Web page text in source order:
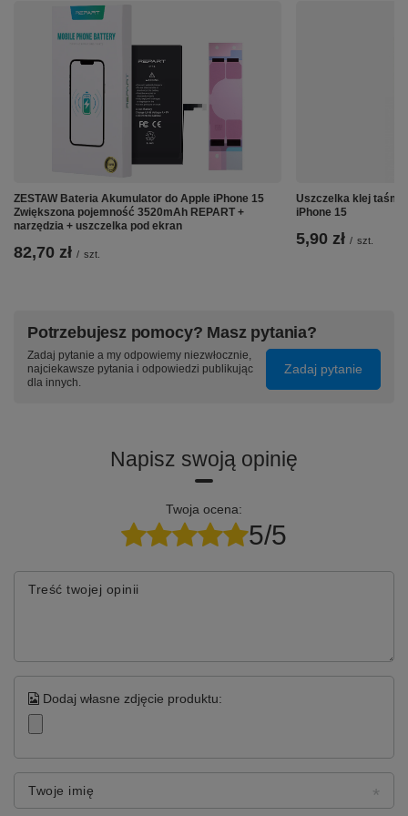
↘️ Ochrona w stylu premium – bez
kompromisów
Etui gwarantuje kompleksową ochronę 360°,
zabezpieczając konsolę przed upadkami,
zarysowaniami i codziennymi uszkodzeniami
mechanicznymi.
ZESTAW Bateria Akumulator do Apple iPhone 15
Zwiększona pojemność 3520mAh REPART +
narzędzia + uszczelka pod ekran
82,70 zł / szt.
Uszczelka klej
iPhone 15
5,90 zł / szt.
Potrzebujesz pomocy? Masz pytania?
Zadaj pytanie a my odpowiemy niezwłocznie,
najciekawsze pytania i odpowiedzi publikując
dla innych.
Zadaj pytanie
Napisz swoją opinię
Twoja ocena:
5/5
Treść twojej opinii
Dodaj własne zdjęcie produktu:
Twoje imię